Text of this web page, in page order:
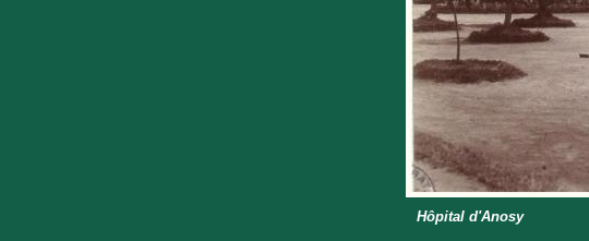
Hôpital d'Anosy